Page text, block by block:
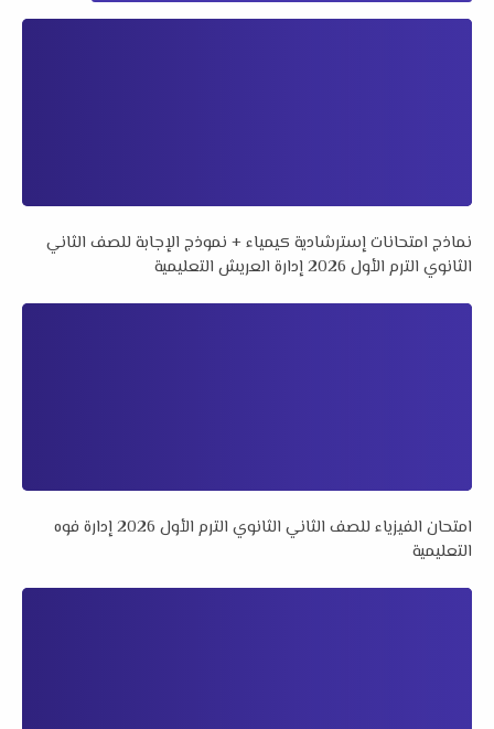
نماذج امتحانات إسترشادية كيمياء + نموذج الإجابة للصف الثاني
الثانوي الترم الأول 2026 إدارة العريش التعليمية
امتحان الفيزياء للصف الثاني الثانوي الترم الأول 2026 إدارة فوه
التعليمية